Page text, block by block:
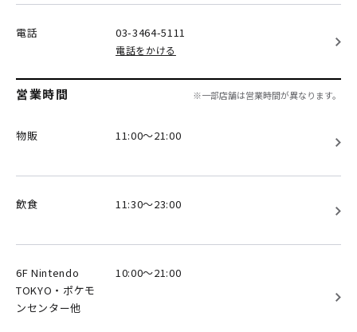
電話 03-3464-5111
電話をかける
営業時間 ※一部店舗は営業時間が異なります。
物販 11:00～21:00
飲食 11:30～23:00
6F Nintendo
TOKYO・ポケモ
ンセンター他
10:00～21:00